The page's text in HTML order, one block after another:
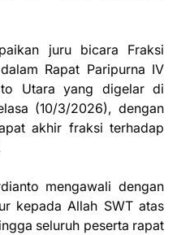
juru bicara Fraksi
Rapat Paripurna IV
Utara yang digelar di
(10/3/2026), dengan
akhir fraksi terhadap
mengawali dengan
kepada Allah SWT atas
seluruh peserta rapat